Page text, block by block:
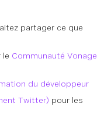
partager ce que
le Communauté Vonage
du développeur
Twitter) pour les